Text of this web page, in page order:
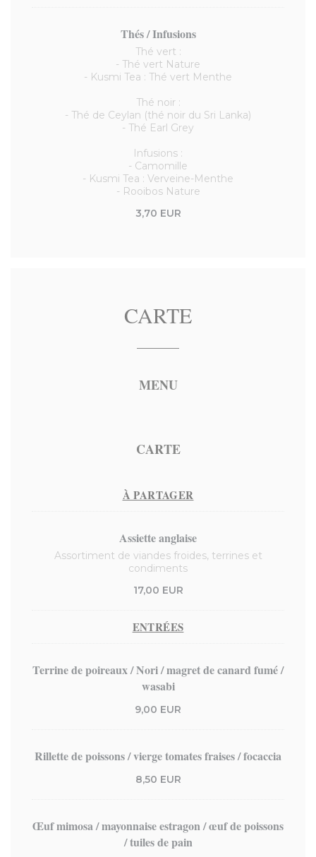
Thés / Infusions
Thé vert :
- Thé vert Nature
- Kusmi Tea : Thé vert Menthe
Thé noir :
- Thé de Ceylan (thé noir du Sri Lanka)
- Thé Earl Grey
Infusions :
- Camomille
- Kusmi Tea : Verveine-Menthe
- Rooibos Nature
3,70 EUR
CARTE
MENU
CARTE
À PARTAGER
Assiette anglaise
Assortiment de viandes froides, terrines et
condiments
17,00 EUR
ENTRÉES
Terrine de poireaux / Nori / magret de canard fumé /
wasabi
9,00 EUR
Rillette de poissons / vierge tomates fraises / focaccia
8,50 EUR
Œuf mimosa / mayonnaise estragon / œuf de poissons
/ tuiles de pain